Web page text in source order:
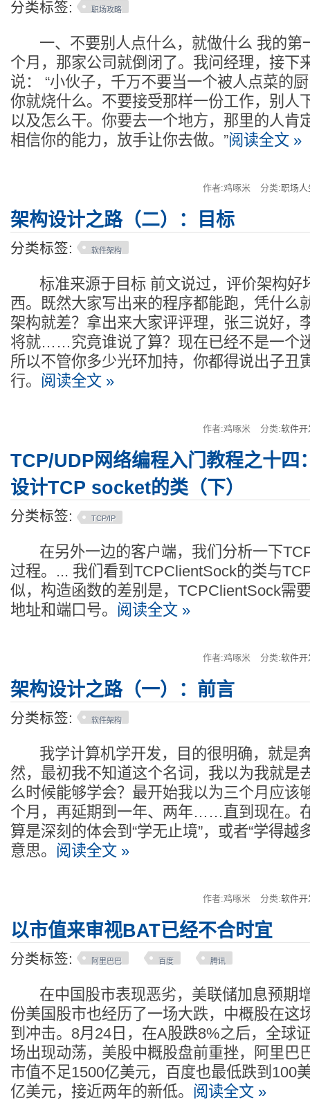
分类标签: 职场攻略
一、不要别人点什么，就做什么 我的第
个月，那家公司就倒闭了。我问经理，接下
说： “小伙子，千万不要当一个被人点菜的
你就烧什么。不要接受那样一份工作，别人
以及怎么干。你要去一个地方，那里的人肯
相信你的能力，放手让你去做。”阅读全文 »
作者:鸡啄米 分类:职场人
架构设计之路（二）：目标
分类标签: 软件架构
标准来源于目标 前文说过，评价架构好
西。既然大家写出来的程序都能跑，凭什么
架构就差？拿出来大家评评理，张三说好，
将就……究竟谁说了算？现在已经不是一个
所以不管你多少光环加持，你都得说出子丑
行。 阅读全文 »
作者:鸡啄米 分类:软件开
TCP/UDP网络编程入门教程之十
设计TCP socket的类（下）
分类标签: TCP/IP
在另外一边的客户端，我们分析一下
过程。... 我们看到TCPClientSock的类与
似，构造函数的差别是，TCPClientSock需
地址和端口号。 阅读全文 »
作者:鸡啄米 分类:软件开
架构设计之路（一）：前言
分类标签: 软件架构
我学计算机学开发，目的很明确，就是奔
然，最初我不知道这个名词，我以为我就是
么时候能够学会？最开始我以为三个月应该
个月，再延期到一年、两年……直到现在。
算是深刻的体会到“学无止境”，或者“学得越
意思。 阅读全文 »
作者:鸡啄米 分类:软件开
以市值来审视BAT已经不合时宜
分类标签: 阿里巴巴 百度 腾讯
在中国股市表现恶劣，美联储加息预期
份美国股市也经历了一场大跌，中概股在这
到冲击。8月24日，在A股跌8%之后，全球
场出现动荡，美股中概股盘前重挫，阿里巴
市值不足1500亿美元，百度也最低跌到100
亿美元，接近两年的新低。 阅读全文 »